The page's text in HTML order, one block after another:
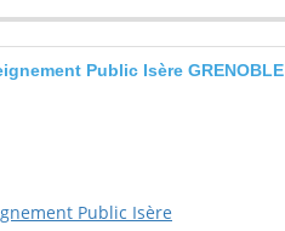
Public Isère GRENOBLE
Public Isère